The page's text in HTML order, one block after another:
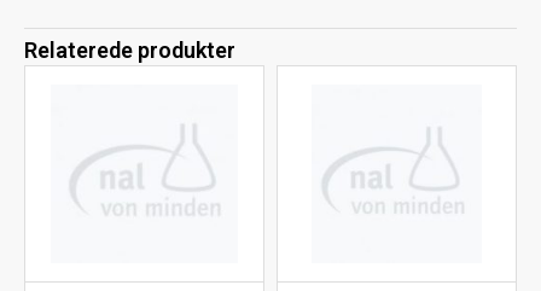
Relaterede produkter